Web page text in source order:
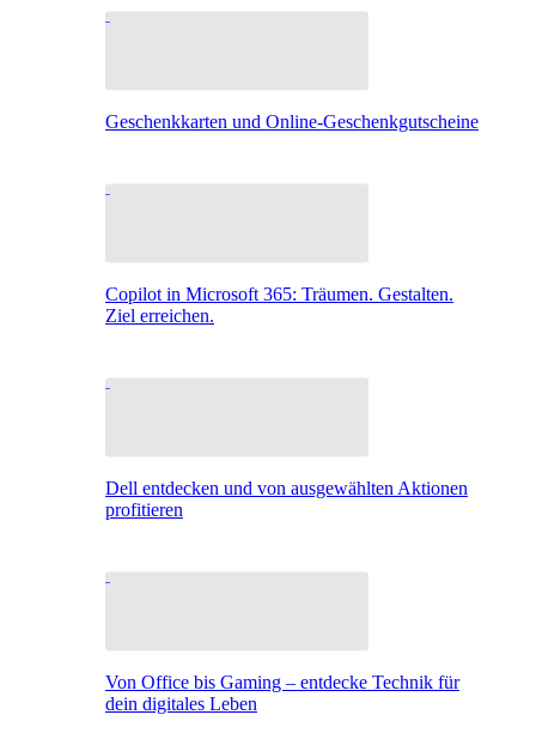
Geschenkkarten und Online-Geschenkgutscheine
Copilot in Microsoft 365: Träumen. Gestalten.
Ziel erreichen.
Dell entdecken und von ausgewählten Aktionen
profitieren
Von Office bis Gaming – entdecke Technik für
dein digitales Leben